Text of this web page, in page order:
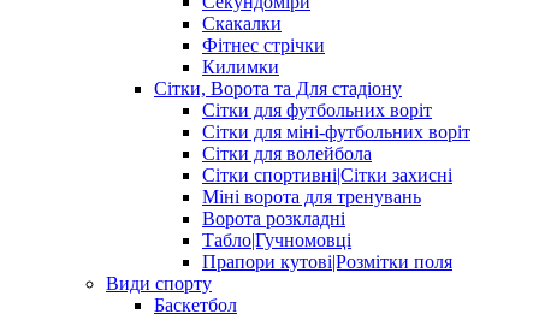
Скакалки
Фітнес стрічки
Килимки
Сітки, Ворота та Для стадіону
Сітки для футбольних воріт
Сітки для міні-футбольних воріт
Сітки для волейбола
Сітки спортивні|Cітки захисні
Міні ворота для тренувань
Ворота розкладні
Табло|Гучномовці
Прапори кутові|Розмітки поля
Види спорту
Баскетбол